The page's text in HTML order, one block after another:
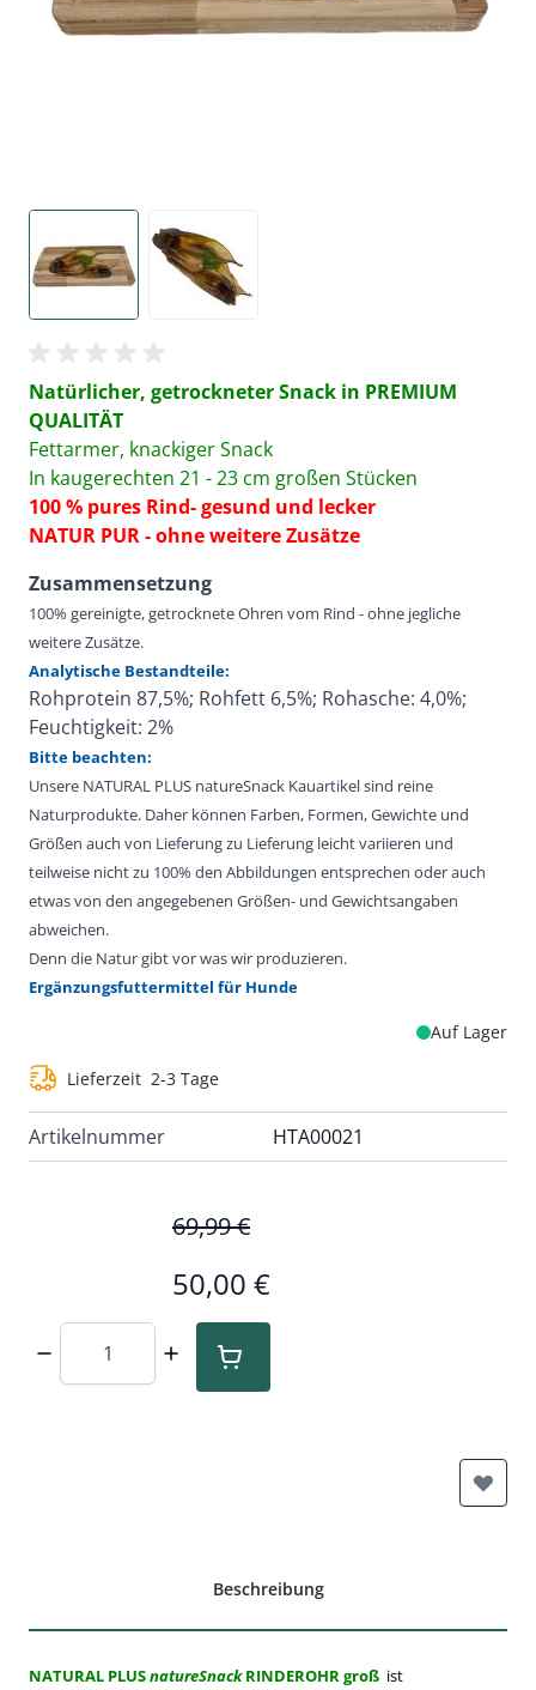
Natürlicher, getrockneter Snack in PREMIUM
QUALITÄT
Fettarmer, knackiger Snack
In kaugerechten 21 - 23 cm großen Stücken
100 % pures Rind- gesund und lecker
NATUR PUR - ohne weitere Zusätze
Zusammensetzung
100% gereinigte, getrocknete Ohren vom Rind - ohne jegliche
weitere Zusätze.
Analytische Bestandteile:
Rohprotein 87,5%; Rohfett 6,5%; Rohasche: 4,0%;
Feuchtigkeit: 2%
Bitte beachten:
Unsere NATURAL PLUS natureSnack Kauartikel sind reine
Naturprodukte. Daher können Farben, Formen, Gewichte und
Größen auch von Lieferung zu Lieferung leicht variieren und
teilweise nicht zu 100% den Abbildungen entsprechen oder auch
etwas von den angegebenen Größen- und Gewichtsangaben
abweichen.
Denn die Natur gibt vor was wir produzieren.
Ergänzungsfuttermittel für Hunde
Auf Lager
Lieferzeit 2-3 Tage
Artikelnummer HTA00021
69,99 €
50,00 €
Menge
Beschreibung
NATURAL PLUSnatureSnackRINDEROHR groß ist